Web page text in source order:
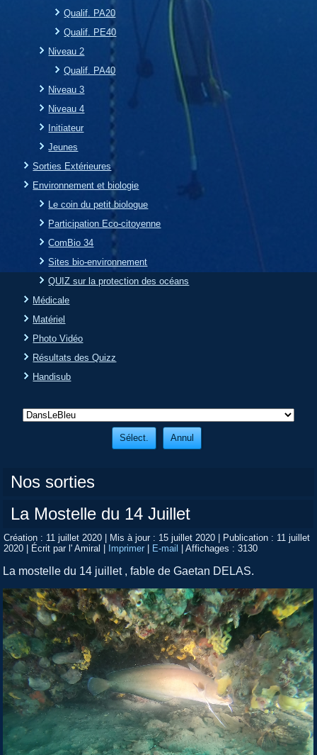
Qualif. PA20
Qualif. PE40
Niveau 2
Qualif. PA40
Niveau 3
Niveau 4
Initiateur
Jeunes
Sorties Extérieures
Environnement et biologie
Le coin du petit biologue
Participation Eco-citoyenne
ComBio 34
Sites bio-environnement
QUIZ sur la protection des océans
Médicale
Matériel
Photo Vidéo
Résultats des Quizz
Handisub
Nos sorties
La Mostelle du 14 Juillet
Création : 11 juillet 2020 | Mis à jour : 15 juillet 2020 | Publication : 11 juillet
2020 | Écrit par l' Amiral | Imprimer | E-mail |Affichages : 3130
La mostelle du 14 juillet , fable de Gaetan DELAS.